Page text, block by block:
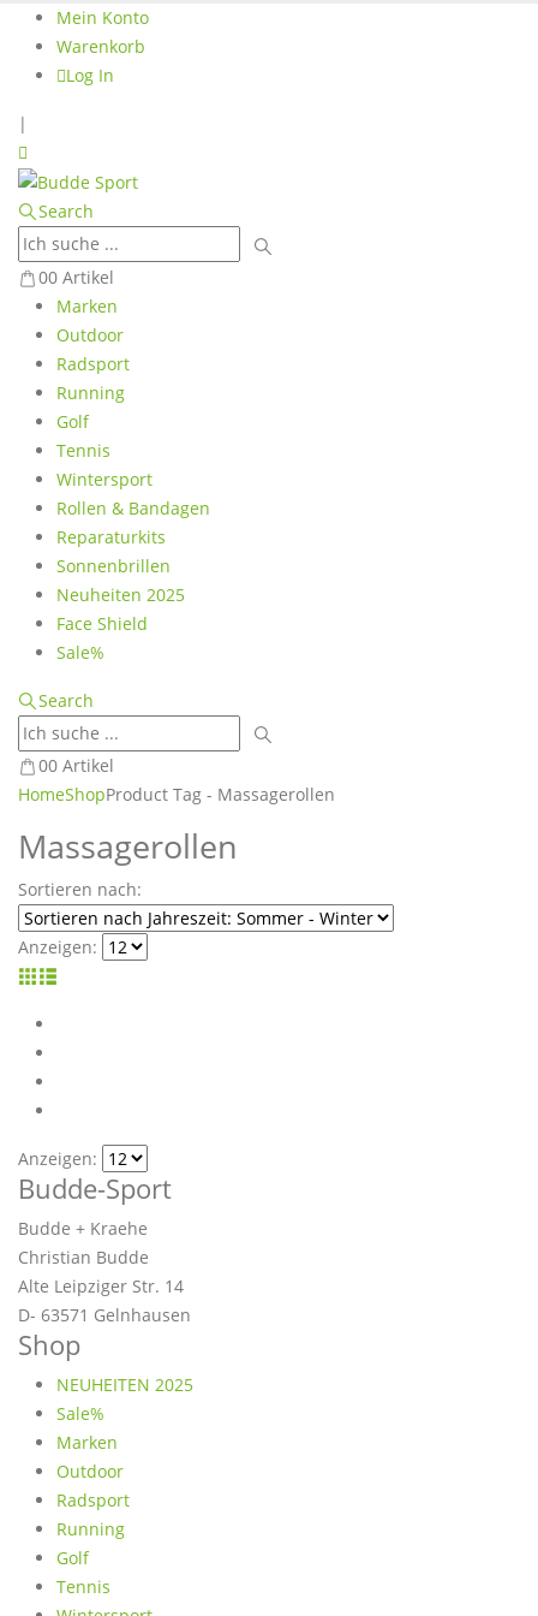
Mein Konto
Warenkorb
Log In
|
Search
00 Artikel
Marken
Outdoor
Radsport
Running
Golf
Tennis
Wintersport
Rollen & Bandagen
Reparaturkits
Sonnenbrillen
Neuheiten 2025
Face Shield
Sale%
Search
00 Artikel
HomeShopProduct Tag - Massagerollen
Massagerollen
Sortieren nach:
Anzeigen:
Anzeigen:
Budde-Sport
Budde + Kraehe
Christian Budde
Alte Leipziger Str. 14
D- 63571 Gelnhausen
Shop
NEUHEITEN 2025
Sale%
Marken
Outdoor
Radsport
Running
Golf
Tennis